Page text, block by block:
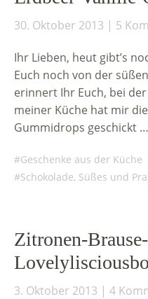
30. Oktober 2013 5
Ihr Lieben, heut gibt’s
Euch noch von der
erinnert Ihr Euch, bei
meiner Küche hat mir
Gummidrops geschickt …
Geschenke aus der Küche
Schokolade, Süßes und
Zitronen-
3. Oktober 2013 4